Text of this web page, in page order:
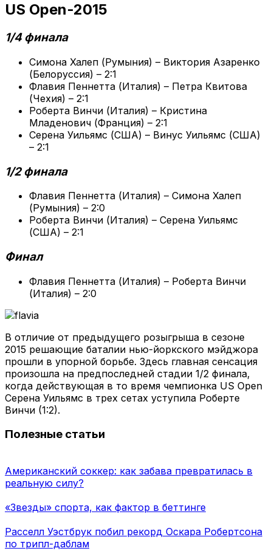
US Open-2015
1/4 финала
Симона Халеп (Румыния) – Виктория Азаренко
(Белоруссия) – 2:1
Флавия Пеннетта (Италия) – Петра Квитова
(Чехия) – 2:1
Роберта Винчи (Италия) – Кристина
Младенович (Франция) – 2:1
Серена Уильямс (США) – Винус Уильямс (США)
– 2:1
1/2 финала
Флавия Пеннетта (Италия) – Симона Халеп
(Румыния) – 2:0
Роберта Винчи (Италия) – Серена Уильямс
(США) – 2:1
Финал
Флавия Пеннетта (Италия) – Роберта Винчи
(Италия) – 2:0
В отличие от предыдущего розыгрыша в сезоне
2015 решающие баталии нью-йоркского мэйджора
прошли в упорной борьбе. Здесь главная сенсация
произошла на предпоследней стадии 1/2 финала,
когда действующая в то время чемпионка US Open
Серена Уильямс в трех сетах уступила Роберте
Винчи (1:2).
Полезные статьи
Американский соккер: как забава превратилась в
реальную силу?
«Звезды» спорта, как фактор в беттинге
Расселл Уэстбрук побил рекорд Оскара Робертсона
по трипл-даблам